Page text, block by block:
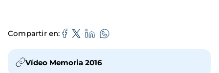
Compartir en
Vídeo Memoria 2016